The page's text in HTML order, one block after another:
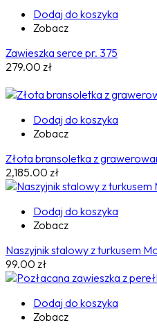
Dodaj do koszyka
Zobacz
Zawieszka serce pr. 375
279.00 zł
Dodaj do koszyka
Zobacz
Złota bransoletka z
2,185.00 zł
Dodaj do koszyka
Zobacz
Naszyjnik stalowy z turkusem
99.00 zł
Dodaj do koszyka
Zobacz